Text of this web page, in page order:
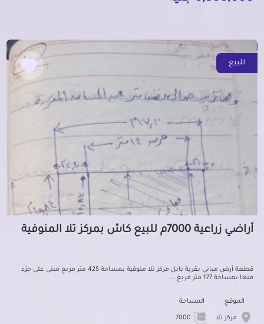
للبيع
أراضي زراعية 7000م للبيع كاش بمركز تلا المنوفية
قطعة أرض مبانى بقرية بابل مركز تلا منوفية بمساحة 425 متر مربع مبنى على جزء
منها بمساحة 177 متر مربع ...
الموقع
مركز تلا
المساحة